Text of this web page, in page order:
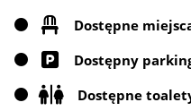
Dostępne
Dostępny
Dostępne